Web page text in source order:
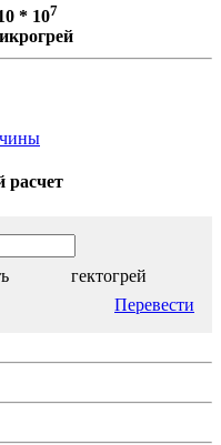
* 107
расчет
гектогрей
Перевести